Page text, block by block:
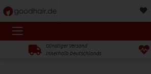
Günstiger Versand
innerhalb Deutschlands